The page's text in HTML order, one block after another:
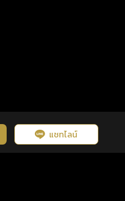
แชทไลน์
ะสิทธิภาพและประสบการณ์ที่ดี
ยความเป็นส่วนตัว คลิกดูดวงฟรี